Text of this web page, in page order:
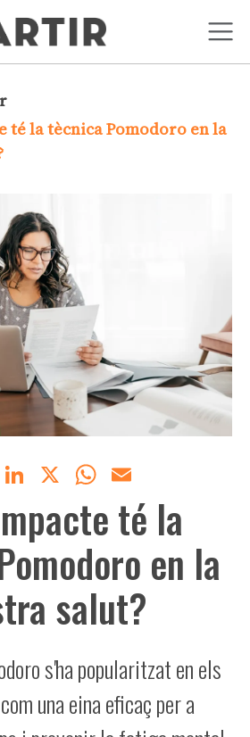
té la tècnica Pomodoro en la
Facebook
LinkedIn
X WhatsApp
té la
en la
salut?
s'ha popularitzat en els
una eina eficaç per a